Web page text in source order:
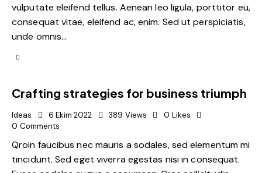
vulputate eleifend tellus. Aenean leo ligula, porttitor eu,
consequat vitae, eleifend ac, enim. Sed ut perspiciatis,
unde omnis…
Crafting strategies for business triumph
Ideas 6 Ekim 2022 389 Views 0 Likes
0 Comments
Qroin faucibus nec mauris a sodales, sed elementum mi
tincidunt. Sed eget viverra egestas nisi in consequat.